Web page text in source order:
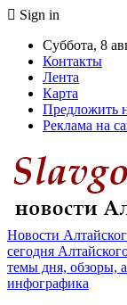
Sign in
Суббота, 8
Контакты
Лента
Карта
Предложить
Реклама на
Новости
сегодня
темы дня, обзоры,
инфографика